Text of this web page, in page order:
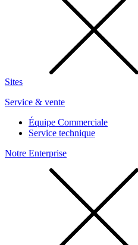
Sites
Service & vente
Équipe Commerciale
Service technique
Notre Enterprise